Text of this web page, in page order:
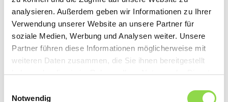
analysieren. Außerdem geben wir Informationen zu Ihrer
Verwendung unserer Website an unsere Partner für
soziale Medien, Werbung und Analysen weiter. Unsere
Partner führen diese Informationen möglicherweise mit
weiteren Daten zusammen, die Sie ihnen bereitgestellt
haben oder die sie im Rahmen Ihrer Nutzung der Dienste
Notwendig
Wichtig ist aber: Die beste Wirkung erreicht das passive
Kühlen über offene Fenster, wenn einzelne Räume oder
die Wohnung in Querrichtung durchlüftet werden,
respektive die Nachtluft aus östlicher oder nördlicher
Richtung einströmen kann.
Kühlen via Fussbodenheizung